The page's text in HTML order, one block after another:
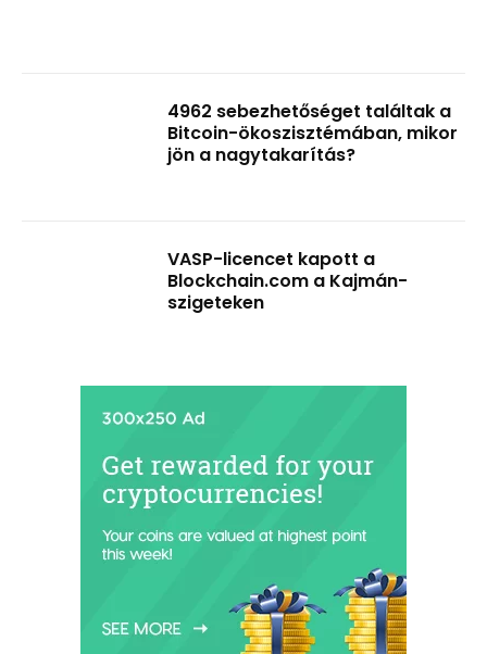
4962 sebezhetőséget találtak a
Bitcoin-ökoszisztémában, mikor
jön a nagytakarítás?
VASP-licencet kapott a
Blockchain.com a Kajmán-
szigeteken